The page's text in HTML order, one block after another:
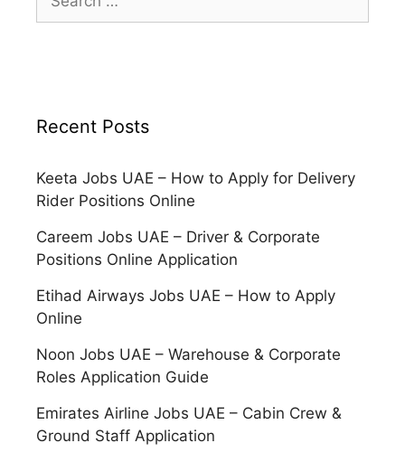
for:
Recent Posts
Keeta Jobs UAE – How to Apply for Delivery
Rider Positions Online
Careem Jobs UAE – Driver & Corporate
Positions Online Application
Etihad Airways Jobs UAE – How to Apply
Online
Noon Jobs UAE – Warehouse & Corporate
Roles Application Guide
Emirates Airline Jobs UAE – Cabin Crew &
Ground Staff Application